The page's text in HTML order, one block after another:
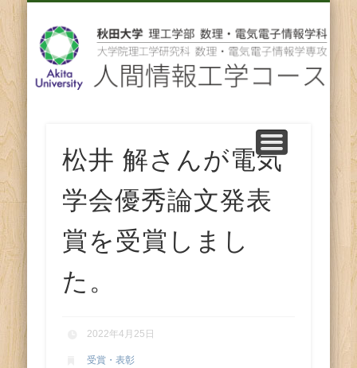
人
間
報
工
学
コ
松井 解さんが電気
学会優秀論文発表
賞を受賞しまし
た。
2022年4月25日
受賞・表彰